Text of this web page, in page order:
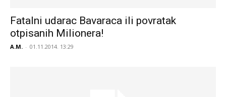
Fatalni udarac Bavaraca ili povratak
otpisanih Milionera!
A.M. - 01.11.2014. 13:29